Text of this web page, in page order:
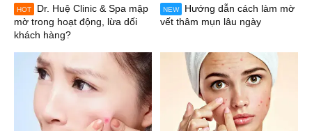
HOT
Dr. Huệ Clinic & Spa mập
mờ trong hoạt động, lừa dối
khách hàng?
NEW
Hướng dẫn cách làm mờ
vết thâm mụn lâu ngày